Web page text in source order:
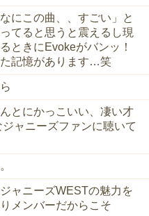
にこの曲、、すごい」と
てると思うと震えるし現
ときにEvokeがバンッ！
記憶があります…笑
とにかっこいい、凄い才
ャニーズファンに聴いて
ャニーズWESTの魅力を
メンバーだからこそ